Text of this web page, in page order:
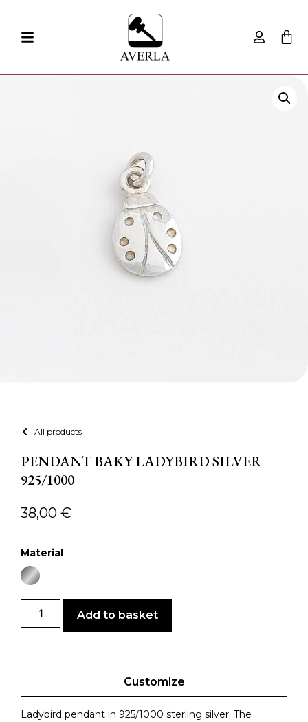
All products
PENDANT BAKY LADYBIRD SILVER
925/1000
38,00 €
Material
Add to basket
Customize
Ladybird pendant in 925/1000 sterling silver. The